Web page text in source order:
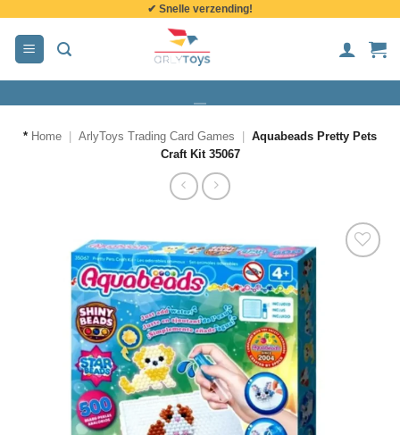
inhoud
✔ Snelle verzending!
* Home ArlyToys Trading Card Games
Aquabeads Pretty Pets
Craft Kit 35067